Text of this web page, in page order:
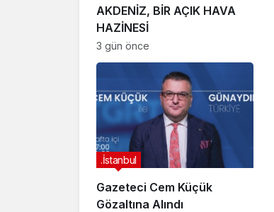
AKDENİZ, BİR AÇIK HAVA
HAZİNESİ
3 gün önce
Gazeteci Cem Küçük
Gözaltına Alındı
.İstanbul